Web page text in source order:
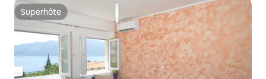
Superhôte
Superhôte